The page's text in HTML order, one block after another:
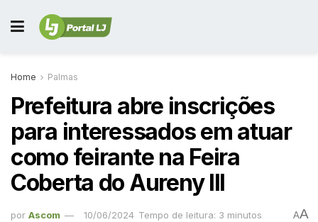
Home Palmas
Prefeitura abre inscrições
para interessados em atuar
como feirante na Feira
Coberta do Aureny III
por Ascom 10/06/2024 Tempo de leitura: 3 minutos AA